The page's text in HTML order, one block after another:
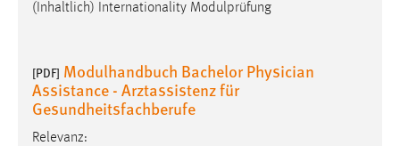
(Inhaltlich) Internationality Modulprüfung
[PDF] Modulhandbuch Bachelor Physician
Assistance - Arztassistenz für
Gesundheitsfachberufe
Relevanz: